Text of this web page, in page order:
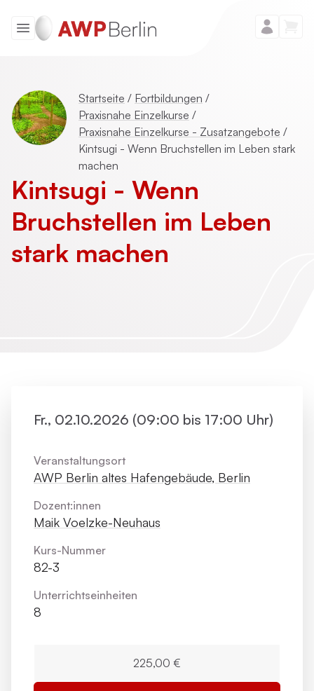
Startseite / Fortbildungen /
Praxisnahe Einzelkurse /
Praxisnahe Einzelkurse - Zusatzangebote /
Kintsugi - Wenn Bruchstellen im Leben stark
machen
Kintsugi - Wenn
Bruchstellen im Leben
stark machen
Fr., 02.10.2026 (09:00 bis 17:00 Uhr)
Veranstaltungsort
AWP Berlin altes Hafengebäude, Berlin
Dozent:innen
Maik Voelzke-Neuhaus
Kurs-Nummer
82-3
Unterrichts­einheiten
8
225,00 €